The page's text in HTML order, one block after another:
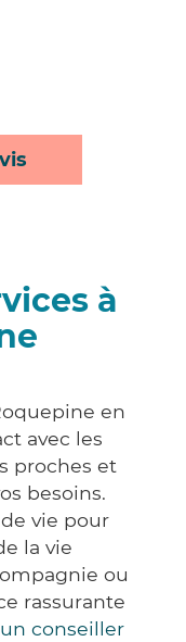
à
en
avec les
proches et
besoins.
vie pour
la vie
ou
rassurante
conseiller